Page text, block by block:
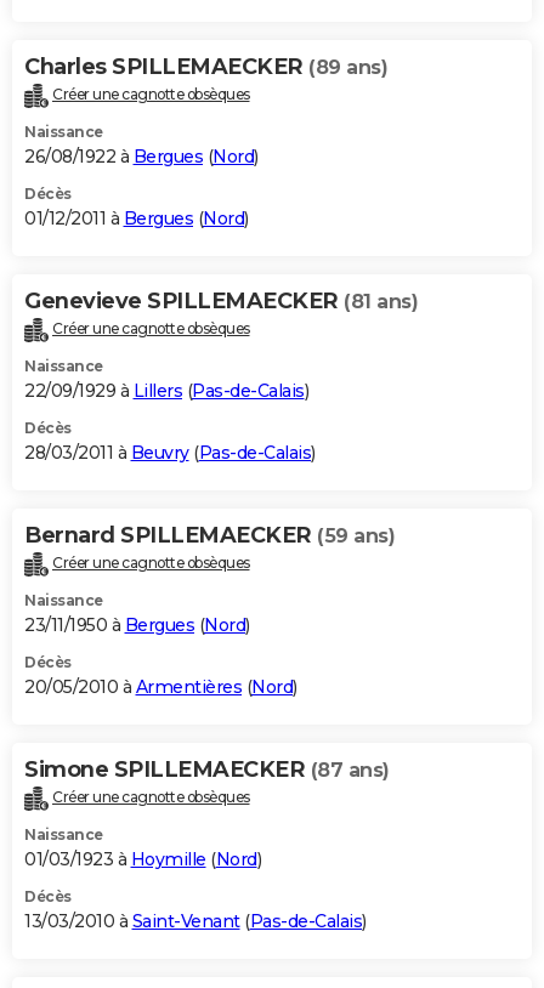
Charles SPILLEMAECKER (89 ans)
Créer une cagnotte obsèques
Naissance
26/08/1922 à Bergues (Nord)
Décès
01/12/2011 à Bergues (Nord)
Genevieve SPILLEMAECKER (81 ans)
Créer une cagnotte obsèques
Naissance
22/09/1929 à Lillers (Pas-de-Calais)
Décès
28/03/2011 à Beuvry(Pas-de-Calais)
Bernard SPILLEMAECKER (59 ans)
Créer une cagnotte obsèques
Naissance
23/11/1950 à Bergues (Nord)
Décès
20/05/2010 à Armentières (Nord)
Simone SPILLEMAECKER (87 ans)
Créer une cagnotte obsèques
Naissance
01/03/1923 à Hoymille (Nord)
Décès
13/03/2010 à Saint-Venant(Pas-de-Calais)